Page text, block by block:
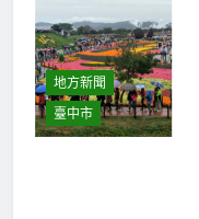
地方新聞
臺中市